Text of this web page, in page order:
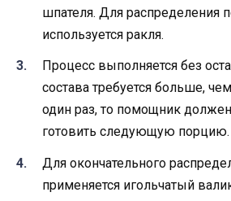
шпателя. Для распределения
используется ракля.
Процесс выполняется без
состава требуется больше,
один раз, то помощник
готовить следующую порцию.
Для окончательного
применяется игольчатый